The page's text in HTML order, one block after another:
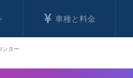
車種と料金
ンター